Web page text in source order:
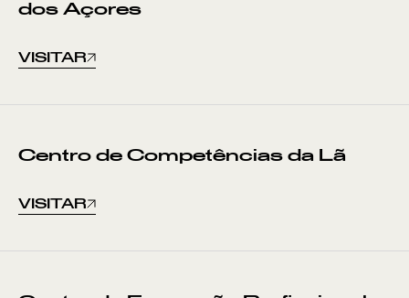
dos Açores
VISITAR
Centro de Competências da Lã
VISITAR